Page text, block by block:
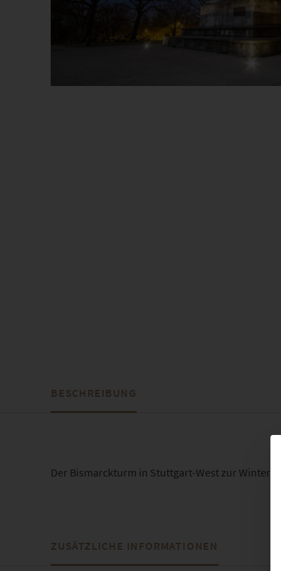
BESCHREIBUNG
Der Bismarckturm in Stuttgart-West zur Winterzeit
ZUSÄTZLICHE INFORMATIONEN